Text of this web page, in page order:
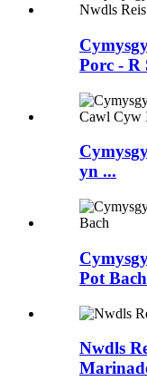
Porc - R
yn ...
Pot Bach
Nwdls